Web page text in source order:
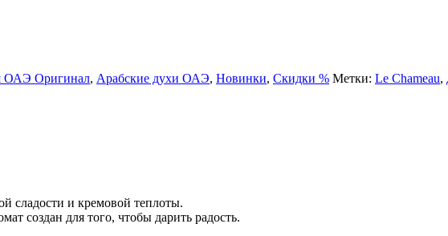
ОАЭ Оригинал, Арабские духи ОАЭ, Новинки, Скидки % Метки: Le Chameau,
сладости и кремовой теплоты.
создан для того, чтобы дарить радость.